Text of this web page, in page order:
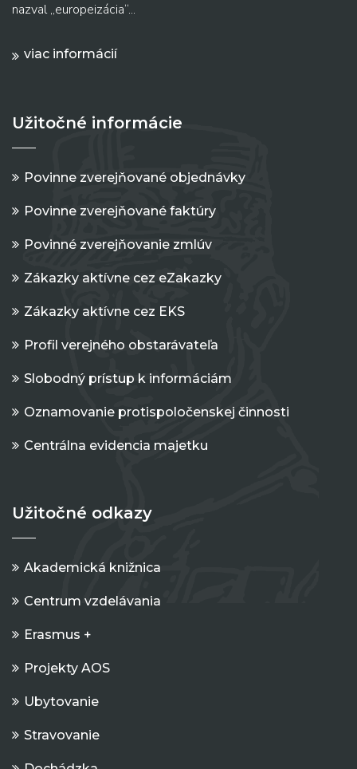
nazval „europeizácia“...
viac informácií
Užitočné informácie
Povinne zverejňované objednávky
Povinne zverejňované faktúry
Povinné zverejňovanie zmlúv
Zákazky aktívne cez eZakazky
Zákazky aktívne cez EKS
Profil verejného obstarávateľa
Slobodný prístup k informáciám
Oznamovanie protispoločenskej činnosti
Centrálna evidencia majetku
Užitočné odkazy
Akademická knižnica
Centrum vzdelávania
Erasmus +
Projekty AOS
Ubytovanie
Stravovanie